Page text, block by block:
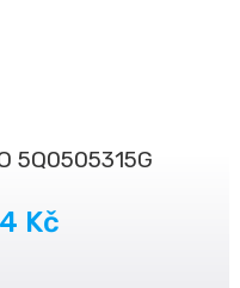
5Q0505315G
Kč